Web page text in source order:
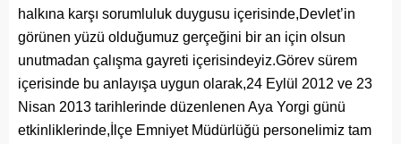
halkına karşı sorumluluk duygusu içerisinde,Devlet’in
görünen yüzü olduğumuz gerçeğini bir an için olsun
unutmadan çalışma gayreti içerisindeyiz.Görev sürem
içerisinde bu anlayışa uygun olarak,24 Eylül 2012 ve 23
Nisan 2013 tarihlerinde düzenlenen Aya Yorgi günü
etkinliklerinde,İlçe Emniyet Müdürlüğü personelimiz tam